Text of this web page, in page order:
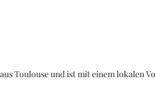
Toulouse und ist mit einem lokalen